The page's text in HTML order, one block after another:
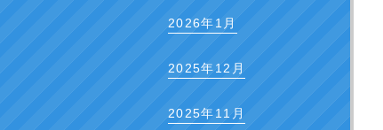
2026年1月
2025年12月
2025年11月